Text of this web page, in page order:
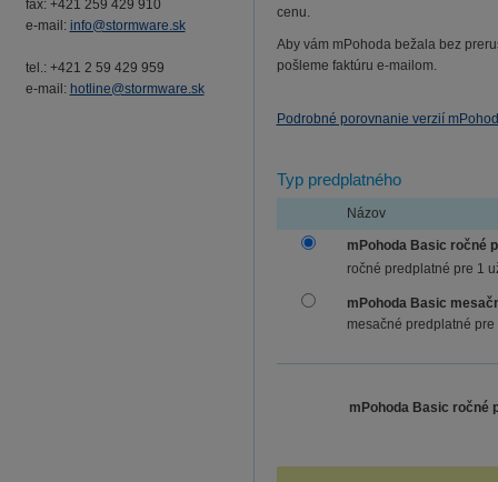
fax: +421 259 429 910
e-mail: info@stormware.sk
tel.: +421 2 59 429 959
e-mail: hotline@stormware.sk
cenu.
Aby vám mPohoda bežala bez
pošleme faktúru e-mailom.
Podrobné porovnanie verzií
Typ predplatného
Názov
mPohoda Basic ročné
ročné predplatné pre 1
mPohoda Basic
mesačné predplatné
mPohoda Basic ročné